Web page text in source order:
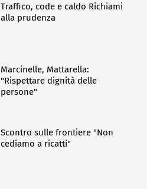
Traffico, code e caldo Richiami
alla prudenza
Marcinelle, Mattarella:
"Rispettare dignità delle
persone"
Scontro sulle frontiere "Non
cediamo a ricatti"